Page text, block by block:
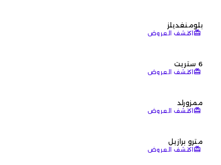
بلومنغديلز
redeem اكتشف العروض
6 ستريت
redeem اكتشف العروض
ممزورلد
redeem اكتشف العروض
مترو برازيل
redeem اكتشف العروض